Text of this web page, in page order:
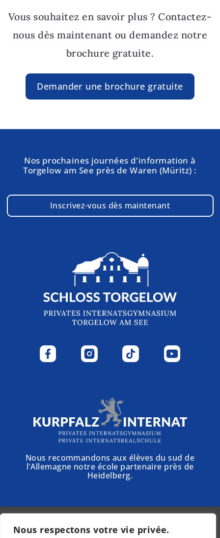
Nous respectons votre vie privée.
Vous souhaitez en savoir plus ? Contactez-
nous dès maintenant ou demandez notre
brochure gratuite.
Demander une brochure gratuite
Nos prochaines journées d'information à
Torgelow am See près de Waren (Müritz) :
Inscrivez-vous dès maintenant
Nous recommandons aux élèves du sud de
l'Allemagne notre école partenaire près de
Heidelberg.